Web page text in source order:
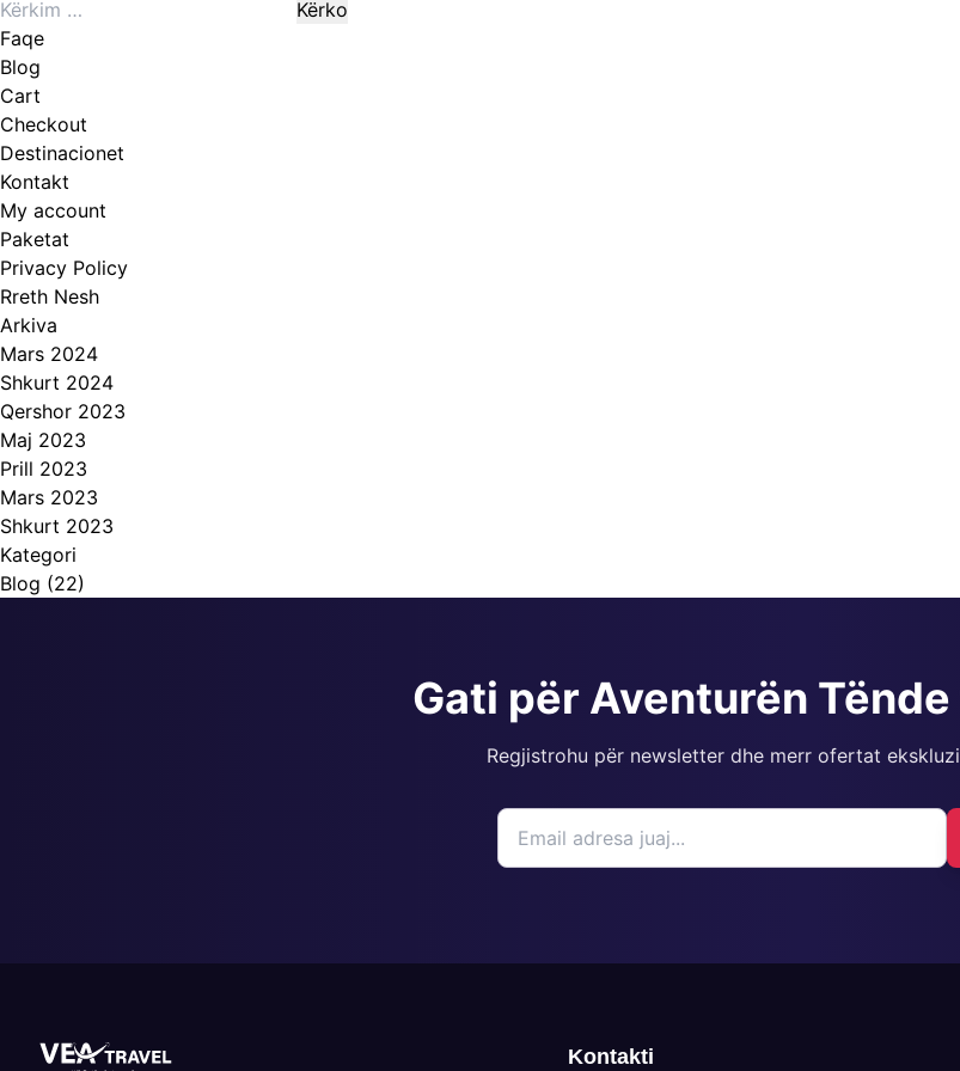
produkt
Kërko
për:
Faqe
Blog
Cart
Checkout
Destinacionet
Kontakt
My account
Paketat
Privacy Policy
Rreth Nesh
Arkiva
Mars 2024
Shkurt 2024
Qershor 2023
Maj 2023
Prill 2023
Mars 2023
Shkurt 2023
Kategori
Blog (22)
Gati për Aventurën Tënde
Regjistrohu për newsletter dhe merr ofertat
Kontakti